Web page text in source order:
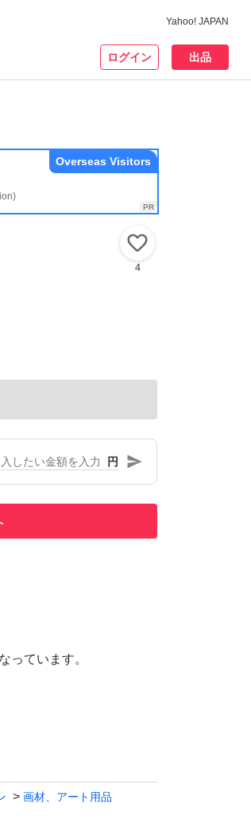
Yahoo! JAPAN
ログイン 出品
Overseas Visitors
4
円
っています。
画材、アート用品